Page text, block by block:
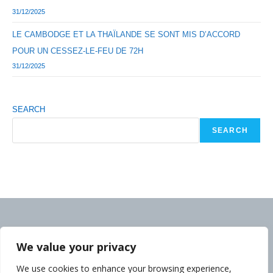
We value your privacy
We use cookies to enhance your browsing experience,
31/12/2025
LE CAMBODGE ET LA THAÏLANDE SE SONT MIS D’ACCORD
POUR UN CESSEZ-LE-FEU DE 72H
31/12/2025
SEARCH
SEARCH